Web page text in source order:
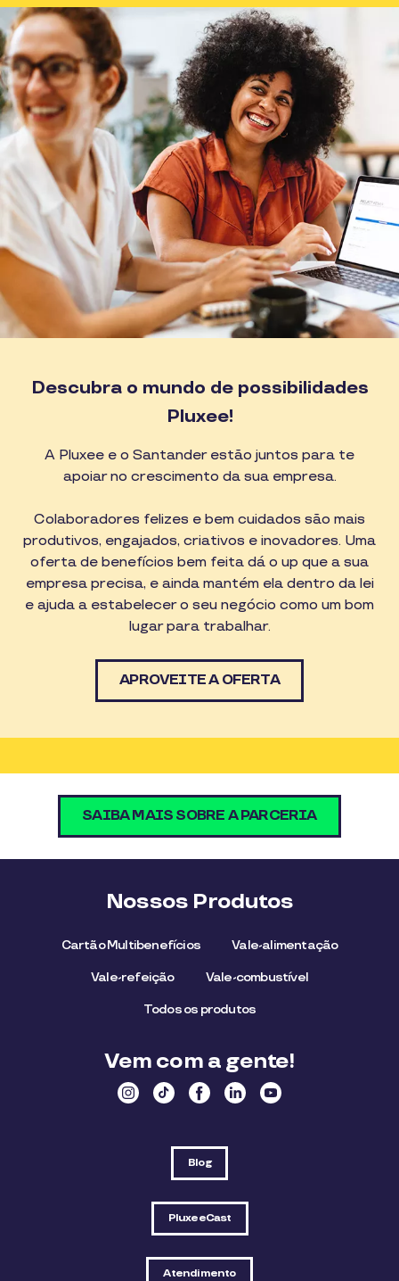
Descubra o mundo de possibilidades
Pluxee!
A Pluxee e o Santander estão juntos para te
apoiar no crescimento da sua empresa.
Colaboradores felizes e bem cuidados são mais
produtivos, engajados, criativos e inovadores. Uma
oferta de benefícios bem feita dá o up que a sua
empresa precisa, e ainda mantém ela dentro da lei
e ajuda a estabelecer o seu negócio como um bom
lugar para trabalhar.
APROVEITE A OFERTA
SAIBA MAIS SOBRE A PARCERIA
Nossos Produtos
Cartão Multibenefícios Vale-alimentação
Vale-refeição Vale-combustível
Todos os produtos
Vem com a gente!
Blog
PluxeeCast
Atendimento